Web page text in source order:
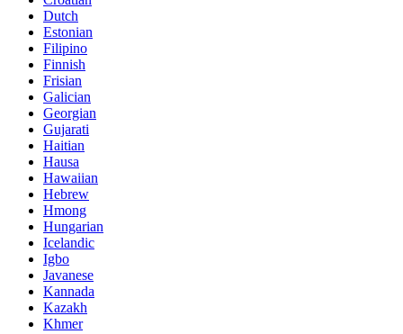
Dutch
Estonian
Filipino
Finnish
Frisian
Galician
Georgian
Gujarati
Haitian
Hausa
Hawaiian
Hebrew
Hmong
Hungarian
Icelandic
Igbo
Javanese
Kannada
Kazakh
Khmer